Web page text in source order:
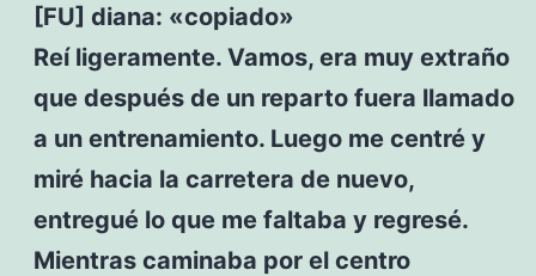
[FU] diana: «copiado»
Reí ligeramente. Vamos, era muy extraño
que después de un reparto fuera llamado
a un entrenamiento. Luego me centré y
miré hacia la carretera de nuevo,
entregué lo que me faltaba y regresé.
Mientras caminaba por el centro